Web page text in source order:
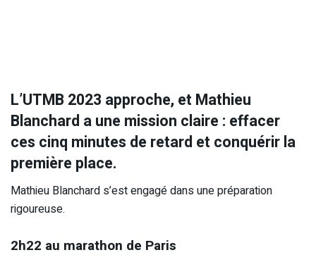
L’UTMB 2023 approche, et Mathieu
Blanchard a une mission claire : effacer
ces cinq minutes de retard et conquérir la
première place.
Mathieu Blanchard s’est engagé dans une préparation
rigoureuse.
2h22 au marathon de Paris